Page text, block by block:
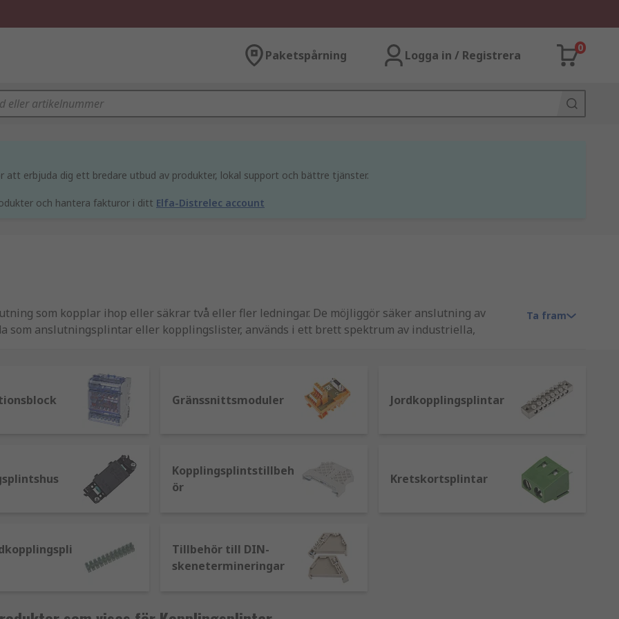
Paketspårning Logga in / Registrera
0
att erbjuda dig ett bredare utbud av produkter, lokal support och bättre tjänster.
och hantera fakturor i ditt Elfa-Distrelec account
som kopplar ihop eller säkrar två eller fler ledningar. De möjliggör säker anslutning av
som anslutningsplintar eller kopplingslister, används i ett brett spektrum av industriella,
, styr-, automations- och signalapplikationer där flera anslutningar behövs samtidigt.
Ta fram
Gränssnittsmoduler Jordkopplingsplintar
Kopplingsplintstillbeh
ör
Kretskortsplintar
Tillbehör till DIN-
skenetermineringar